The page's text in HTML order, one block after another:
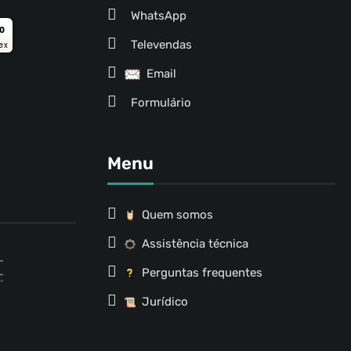
WhatsApp
Televendas
Email
Formulário
Menu
Quem somos
Assistência técnica
Perguntas frequentes
Jurídico